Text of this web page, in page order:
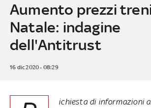
Aumento prezzi
Natale: indagine
dell'Antitrust
16 dic 2020 - 08:29
ichiesta di informazioni